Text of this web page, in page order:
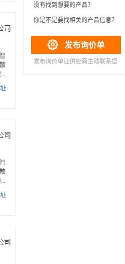
司
司
司
没有找到想要的产品？
你是不是要找相关的产品信息？
 发布询价单
发布询价单让供应商主动联系您